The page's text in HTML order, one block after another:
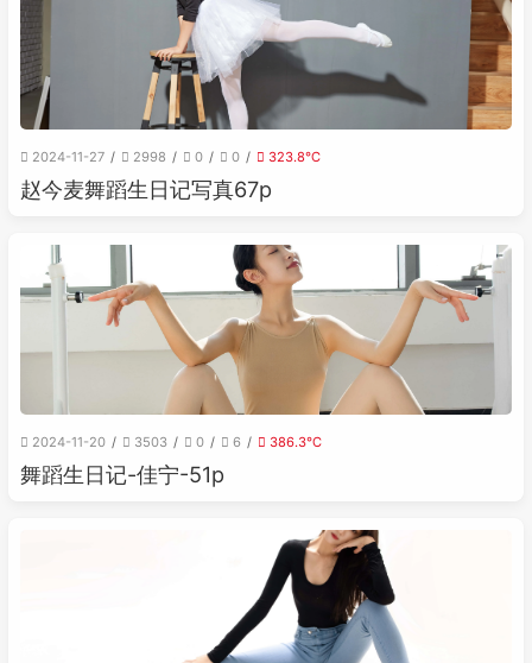
2024-11-27 2998 0 0 323.8℃
赵今麦舞蹈生日记写真67p
2024-11-20 3503 0 6 386.3℃
舞蹈生日记-佳宁-51p